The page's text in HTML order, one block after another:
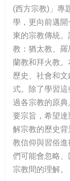
(西方宗教)」專
學，更向前邁
東的宗教傳統
教：猶太教、
蘭教和拜火教
歷史、社會和
式。除了學習
過各宗教的原
要宗旨，希望
解宗教的歷史
教信仰與習俗
們可能會忽略
宗教間的理解。